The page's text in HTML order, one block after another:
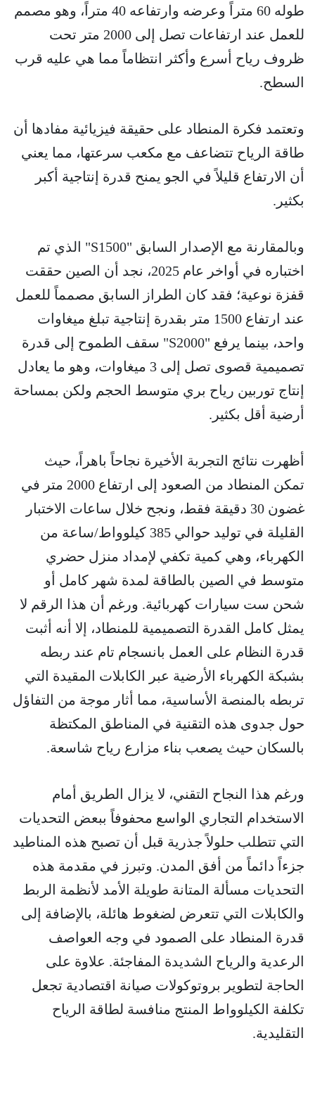
طوله 60 متراً وعرضه وارتفاعه 40 متراً، وهو مصمم
للعمل عند ارتفاعات تصل إلى 2000 متر تحت
ظروف رياح أسرع وأكثر انتظاماً مما هي عليه قرب
السطح.
وتعتمد فكرة المنطاد على حقيقة فيزيائية مفادها أن
طاقة الرياح تتضاعف مع مكعب سرعتها، مما يعني
أن الارتفاع قليلاً في الجو يمنح قدرة إنتاجية أكبر
بكثير.
وبالمقارنة مع الإصدار السابق "S1500" الذي تم
اختباره في أواخر عام 2025، نجد أن الصين حققت
قفزة نوعية؛ فقد كان الطراز السابق مصمماً للعمل
عند ارتفاع 1500 متر بقدرة إنتاجية تبلغ ميغاوات
واحد، بينما يرفع "S2000" سقف الطموح إلى قدرة
تصميمية قصوى تصل إلى 3 ميغاوات، وهو ما يعادل
إنتاج توربين رياح بري متوسط الحجم ولكن بمساحة
أرضية أقل بكثير.
أظهرت نتائج التجربة الأخيرة نجاحاً باهراً، حيث
تمكن المنطاد من الصعود إلى ارتفاع 2000 متر في
غضون 30 دقيقة فقط، ونجح خلال ساعات الاختبار
القليلة في توليد حوالي 385 كيلوواط/ساعة من
الكهرباء، وهي كمية تكفي لإمداد منزل حضري
متوسط في الصين بالطاقة لمدة شهر كامل أو
شحن ست سيارات كهربائية. ورغم أن هذا الرقم لا
يمثل كامل القدرة التصميمية للمنطاد، إلا أنه أثبت
قدرة النظام على العمل بانسجام تام عند ربطه
بشبكة الكهرباء الأرضية عبر الكابلات المقيدة التي
تربطه بالمنصة الأساسية، مما أثار موجة من التفاؤل
حول جدوى هذه التقنية في المناطق المكتظة
بالسكان حيث يصعب بناء مزارع رياح شاسعة.
ورغم هذا النجاح التقني، لا يزال الطريق أمام
الاستخدام التجاري الواسع محفوفاً ببعض التحديات
التي تتطلب حلولاً جذرية قبل أن تصبح هذه المناطيد
جزءاً دائماً من أفق المدن. وتبرز في مقدمة هذه
التحديات مسألة المتانة طويلة الأمد لأنظمة الربط
والكابلات التي تتعرض لضغوط هائلة، بالإضافة إلى
قدرة المنطاد على الصمود في وجه العواصف
الرعدية والرياح الشديدة المفاجئة. علاوة على
الحاجة لتطوير بروتوكولات صيانة اقتصادية تجعل
تكلفة الكيلوواط المنتج منافسة لطاقة الرياح
التقليدية.